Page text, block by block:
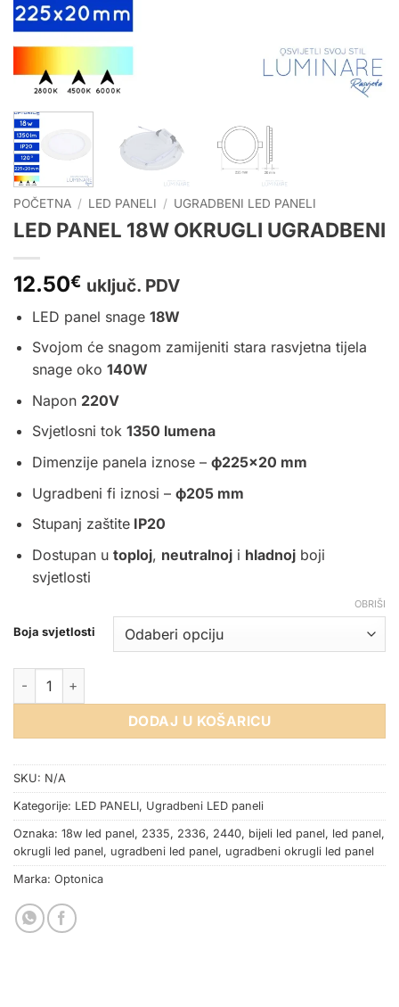
POČETNA / LED PANELI / UGRADBENI LED PANELI
LED PANEL 18W OKRUGLI UGRADBENI
12.50€ uključ. PDV
LED panel snage 18W
Svojom će snagom zamijeniti stara rasvjetna tijela
snage oko 140W
Napon 220V
Svjetlosni tok 1350 lumena
Dimenzije panela iznose – ф225×20 mm
Ugradbeni fi iznosi – ф205 mm
Stupanj zaštiteIP20
Dostupan u toploj, neutralnoji hladnojboji
svjetlosti
Boja svjetlosti
OBRIŠI
LED PANEL 18W OKRUGLI UGRADBENI količina
DODAJ U KOŠARICU
SKU: N/A
Kategorije: LED PANELI, Ugradbeni LED paneli
Oznaka: 18w led panel, 2335, 2336, 2440, bijeli led panel, led panel,
okrugli led panel, ugradbeni led panel, ugradbeni okrugli led panel
Marka: Optonica